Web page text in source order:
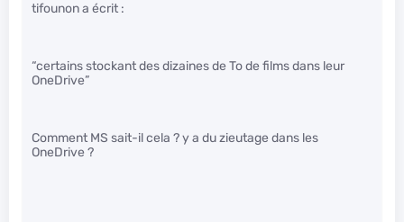
tifounon a écrit :
“certains stockant des dizaines de To de films dans leur
OneDrive”
Comment MS sait-il cela ? y a du zieutage dans les
OneDrive ?